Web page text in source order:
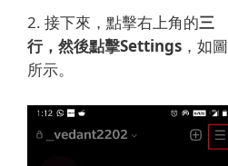
2. 接下來，點擊右上角的三
行，然後點擊Settings ，如圖
所示。